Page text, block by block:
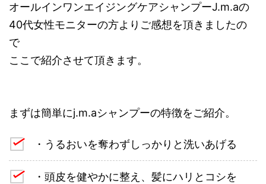
オールインワンエイジングケアシャンプーJ.m.aの
40代女性モニターの方よりご感想を頂きましたの
で
ここで紹介させて頂きます。
まずは簡単にj.m.aシャンプーの特徴をご紹介。
・うるおいを奪わずしっかりと洗いあげる
・頭皮を健やかに整え、髪にハリとコシを